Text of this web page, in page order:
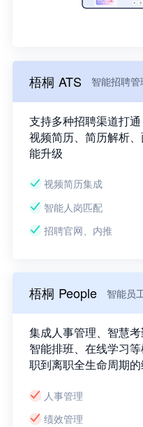
梧桐 ATS 智能招聘
支持多种招聘渠道打通
视频简历、简历解析
能升级
视频简历集成
智能人岗匹配
招聘官网、内推
梧桐 People 智能员
集成人事管理、智慧考
智能排班、在线学习
职到离职全生命周期
人事管理
绩效管理